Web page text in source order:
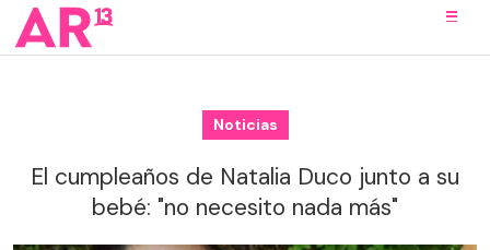
Noticias
El cumpleaños de Natalia Duco junto a su
bebé: "no necesito nada más"